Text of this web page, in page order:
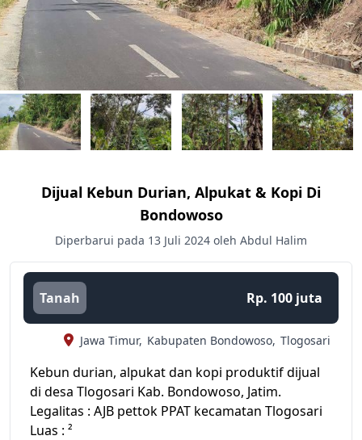
Dijual Kebun Durian, Alpukat & Kopi Di
Bondowoso
Diperbarui pada 13 Juli 2024 oleh Abdul Halim
Tanah Rp. 100 juta
Jawa Timur, Kabupaten Bondowoso, Tlogosari
Kebun durian, alpukat dan kopi produktif dijual
di desa Tlogosari Kab. Bondowoso, Jatim.
Legalitas : AJB pettok PPAT kecamatan Tlogosari
Luas : ²